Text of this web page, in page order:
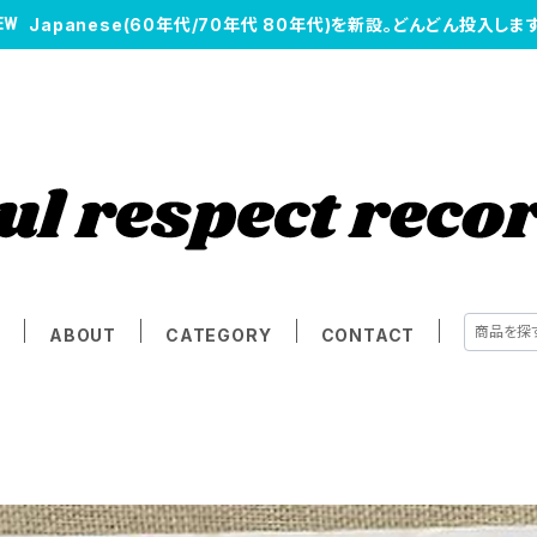
Japanese(60年代/70年代 80年代)を新設。どんどん投入します
ABOUT CATEGORY CONTACT